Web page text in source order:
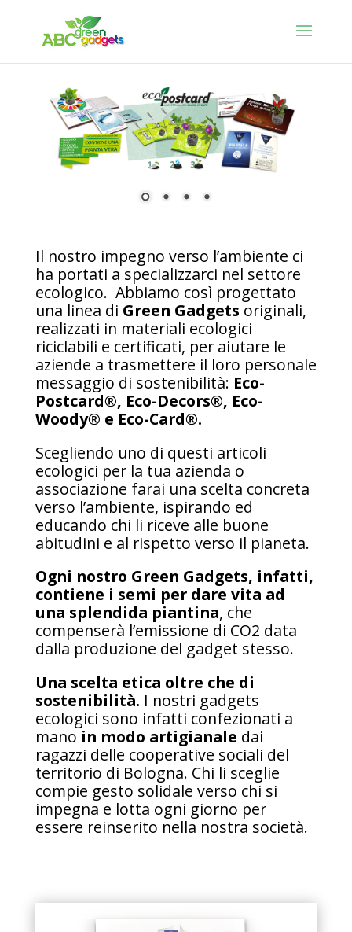
Il nostro impegno verso l’ambiente ci
ha portati a specializzarci nel settore
ecologico. Abbiamo così progettato
una linea di Green Gadgets originali,
realizzati in materiali ecologici
riciclabili e certificati, per aiutare le
aziende a trasmettere il loro personale
messaggio di sostenibilità: Eco-
Postcard®, Eco-Decors®, Eco-
Woody® e Eco-Card®.
Scegliendo uno di questi articoli
ecologici per la tua azienda o
associazione farai una scelta concreta
verso l’ambiente, ispirando ed
educando chi li riceve alle buone
abitudini e al rispetto verso il pianeta.
Ogni nostro Green Gadgets, infatti,
contiene i semi per dare vita ad
una splendida piantina, che
compenserà l’emissione di CO2 data
dalla produzione del gadget stesso.
Una scelta etica oltre che di
sostenibilità. I nostri gadgets
ecologici sono infatti confezionati a
mano in modo artigianale dai
ragazzi delle cooperative sociali del
territorio di Bologna. Chi li sceglie
compie gesto solidale verso chi si
impegna e lotta ogni giorno per
essere reinserito nella nostra società.